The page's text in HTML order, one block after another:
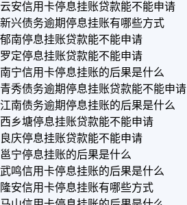
云安信用卡停息挂账贷款能不能申请
新兴债务逾期停息挂账有哪些方式
郁南停息挂账贷款能不能申请
罗定停息挂账贷款能不能申请
南宁信用卡停息挂账的后果是什么
青秀债务逾期停息挂账贷款能不能申请
江南债务逾期停息挂账的后果是什么
西乡塘停息挂账贷款能不能申请
良庆停息挂账贷款能不能申请
邕宁停息挂账的后果是什么
武鸣信用卡停息挂账的后果是什么
隆安信用卡停息挂账有哪些方式